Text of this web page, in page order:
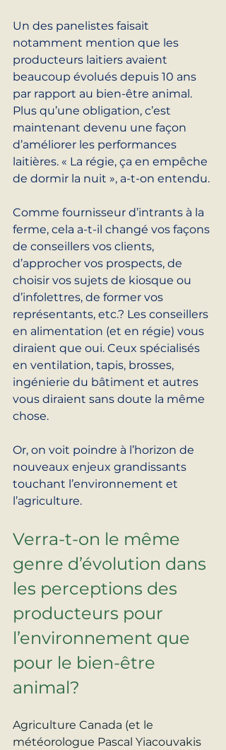
Un des panelistes faisait
notamment mention que les
producteurs laitiers avaient
beaucoup évolués depuis 10 ans
par rapport au bien-être animal.
Plus qu’une obligation, c’est
maintenant devenu une façon
d’améliorer les performances
laitières. « La régie, ça en empêche
de dormir la nuit », a-t-on entendu.
Comme fournisseur d’intrants à la
ferme, cela a-t-il changé vos façons
de conseillers vos clients,
d’approcher vos prospects, de
choisir vos sujets de kiosque ou
d’infolettres, de former vos
représentants, etc.? Les conseillers
en alimentation (et en régie) vous
diraient que oui. Ceux spécialisés
en ventilation, tapis, brosses,
ingénierie du bâtiment et autres
vous diraient sans doute la même
chose.
Or, on voit poindre à l’horizon de
nouveaux enjeux grandissants
touchant l’environnement et
l’agriculture.
Verra-t-on le même
genre d’évolution dans
les perceptions des
producteurs pour
l’environnement que
pour le bien-être
animal?
Agriculture Canada (et le
météorologue Pascal Yiacouvakis